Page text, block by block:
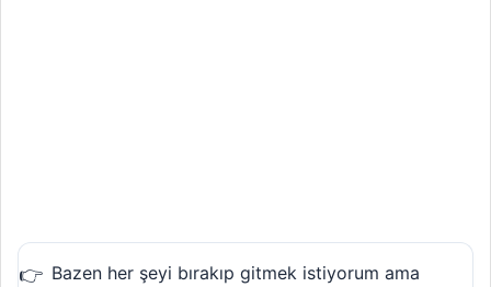
Bazen her şeyi bırakıp gitmek istiyorum ama